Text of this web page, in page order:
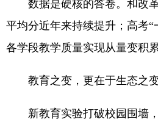
数据是硬核的答卷。和改革
平均分近年来持续提升；高考“
各学段教学质量实现从量变积
教育之变，更在于生态之变
新教育实验打破校园围墙，